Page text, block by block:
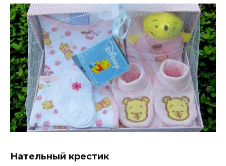
Нательный крестик